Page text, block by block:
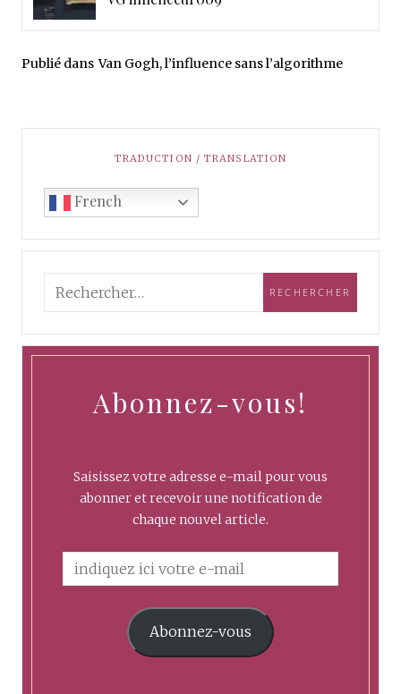
Publié dans Van Gogh, l’influence sans l’algorithme
TRADUCTION / TRANSLATION
French
Abonnez-vous!
Saisissez votre adresse e-mail pour vous
abonner et recevoir une notification de
chaque nouvel article.
Abonnez-vous